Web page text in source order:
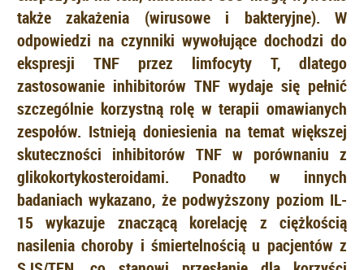
także zakażenia (wirusowe i bakteryjne). W
odpowiedzi na czynniki wywołujące dochodzi do
ekspresji TNF przez limfocyty T, dlatego
zastosowanie inhibitorów TNF wydaje się pełnić
szczególnie korzystną rolę w terapii omawianych
zespołów. Istnieją doniesienia na temat większej
skuteczności inhibitorów TNF w porównaniu z
glikokortykosteroidami. Ponadto w innych
badaniach wykazano, że podwyższony poziom IL-
15 wykazuje znaczącą korelację z ciężkością
nasilenia choroby i śmiertelnością u pacjentów z